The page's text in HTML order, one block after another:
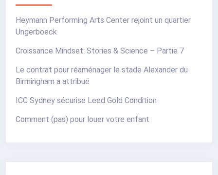
Heymann Performing Arts Center rejoint un quartier
Ungerboeck
Croissance Mindset: Stories & Science – Partie 7
Le contrat pour réaménager le stade Alexander du
Birmingham a attribué
ICC Sydney sécurise Leed Gold Condition
Comment (pas) pour louer votre enfant